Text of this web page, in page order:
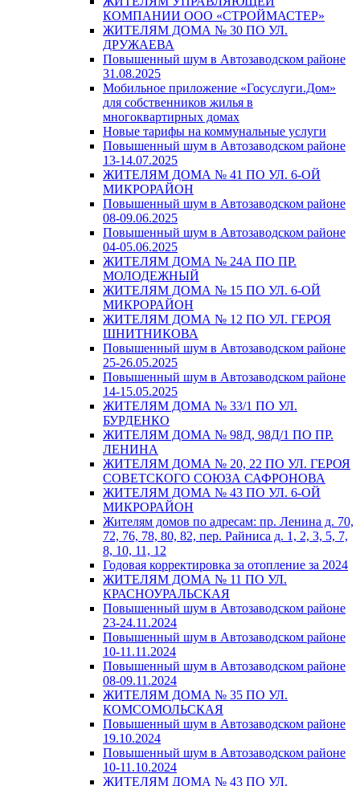
КОМПАНИИ ООО «СТРОЙМАСТЕР»
ЖИТЕЛЯМ ДОМА № 30 ПО УЛ.
ДРУЖАЕВА
Повышенный шум в Автозаводском районе
31.08.2025
Мобильное приложение «Госуслуги.Дом»
для собственников жилья в
многоквартирных домах
Новые тарифы на коммунальные услуги
Повышенный шум в Автозаводском районе
13-14.07.2025
ЖИТЕЛЯМ ДОМА № 41 ПО УЛ. 6-ОЙ
МИКРОРАЙОН
Повышенный шум в Автозаводском районе
08-09.06.2025
Повышенный шум в Автозаводском районе
04-05.06.2025
ЖИТЕЛЯМ ДОМА № 24А ПО ПР.
МОЛОДЕЖНЫЙ
ЖИТЕЛЯМ ДОМА № 15 ПО УЛ. 6-ОЙ
МИКРОРАЙОН
ЖИТЕЛЯМ ДОМА № 12 ПО УЛ. ГЕРОЯ
ШНИТНИКОВА
Повышенный шум в Автозаводском районе
25-26.05.2025
Повышенный шум в Автозаводском районе
14-15.05.2025
ЖИТЕЛЯМ ДОМА № 33/1 ПО УЛ.
БУРДЕНКО
ЖИТЕЛЯМ ДОМА № 98Д, 98Д/1 ПО ПР.
ЛЕНИНА
ЖИТЕЛЯМ ДОМА № 20, 22 ПО УЛ. ГЕРОЯ
СОВЕТСКОГО СОЮЗА САФРОНОВА
ЖИТЕЛЯМ ДОМА № 43 ПО УЛ. 6-ОЙ
МИКРОРАЙОН
Жителям домов по адресам: пр. Ленина д. 70,
72, 76, 78, 80, 82, пер. Райниса д. 1, 2, 3, 5, 7,
8, 10, 11, 12
Годовая корректировка за отопление за 2024
ЖИТЕЛЯМ ДОМА № 11 ПО УЛ.
КРАСНОУРАЛЬСКАЯ
Повышенный шум в Автозаводском районе
23-24.11.2024
Повышенный шум в Автозаводском районе
10-11.11.2024
Повышенный шум в Автозаводском районе
08-09.11.2024
ЖИТЕЛЯМ ДОМА № 35 ПО УЛ.
КОМСОМОЛЬСКАЯ
Повышенный шум в Автозаводском районе
19.10.2024
Повышенный шум в Автозаводском районе
10-11.10.2024
ЖИТЕЛЯМ ДОМА № 43 ПО УЛ.